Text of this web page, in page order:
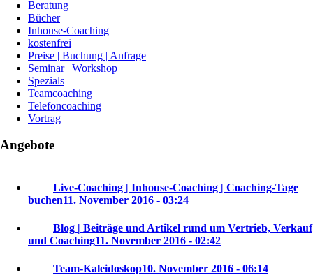
Beratung
Bücher
Inhouse-Coaching
kostenfrei
Preise | Buchung | Anfrage
Seminar | Workshop
Spezials
Teamcoaching
Telefoncoaching
Vortrag
Angebote
Live-Coaching | Inhouse-Coaching | Coaching-Tage
buchen11. November 2016 - 03:24
Blog | Beiträge und Artikel rund um Vertrieb, Verkauf
und Coaching11. November 2016 - 02:42
Team-Kaleidoskop10. November 2016 - 06:14